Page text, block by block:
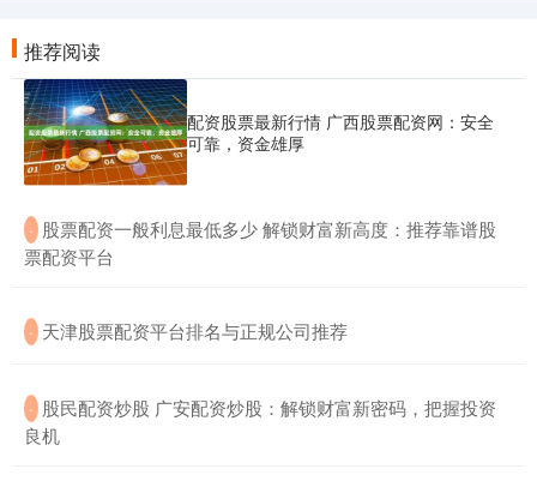
推荐阅读
配资股票最新行情 广西股票配资网：安全
可靠，资金雄厚
· ​股票配资一般利息最低多少 解锁财富新高度：推荐靠谱股
票配资平台
· ​天津股票配资平台排名与正规公司推荐
· ​股民配资炒股 广安配资炒股：解锁财富新密码，把握投资
良机